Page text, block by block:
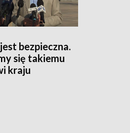
bezpieczna.
się takiemu
kraju